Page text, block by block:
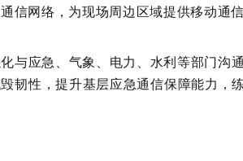
信网络，为现场周边区域提供移动通
与应急、气象、电力、水利等部门沟
韧性，提升基层应急通信保障能力，